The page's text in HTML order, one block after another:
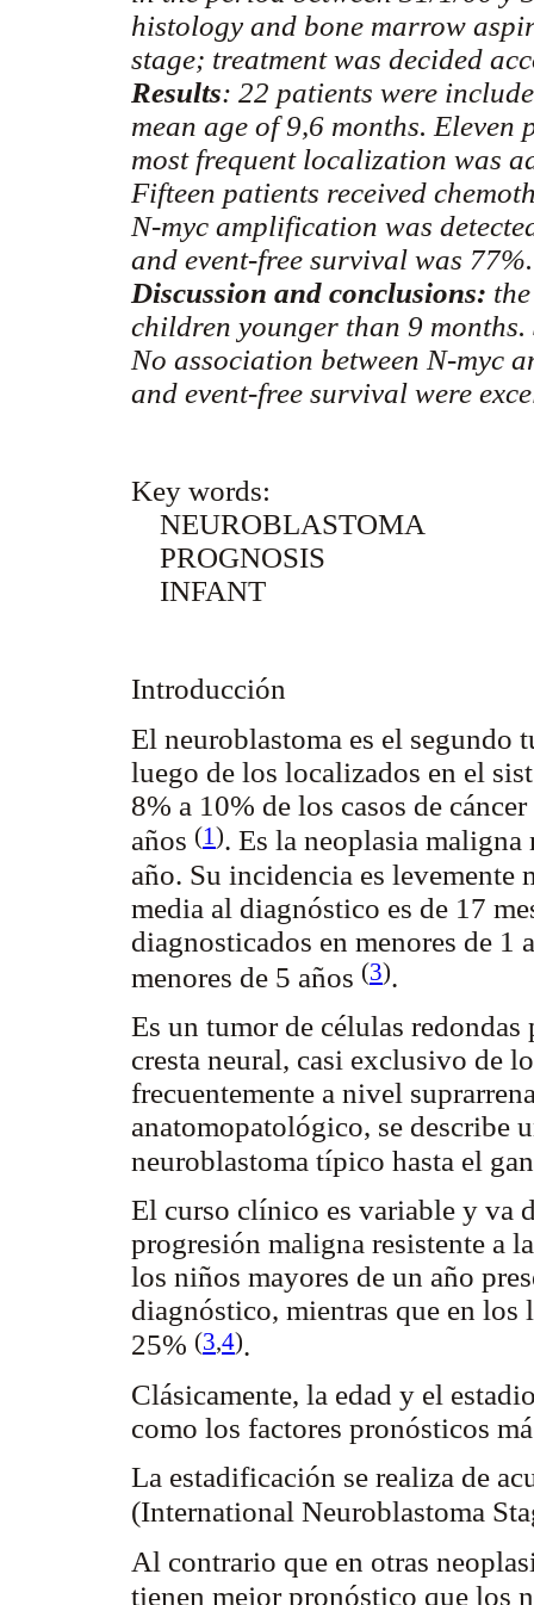
histology and bone marrow
stage; treatment was decided
Results: 22 patients were
mean age of 9,6 months. Eleven
most frequent localization was
Fifteen patients received
N-myc amplification was
and event-free survival was 77%.
Discussion and conclusions:
children younger than 9 months.
No association between N-myc
and event-free survival were
Key words:
NEUROBLASTOMA
PROGNOSIS
INFANT
Introducción
El neuroblastoma es el segundo
luego de los localizados en el
8% a 10% de los casos de
años (1). Es la neoplasia maligna
año. Su incidencia es
media al diagnóstico es de 17
diagnosticados en menores de 1
menores de 5 años (3).
Es un tumor de células
cresta neural, casi exclusivo de
frecuentemente a nivel
anatomopatológico, se describe
neuroblastoma típico hasta el
El curso clínico es variable y va
progresión maligna resistente a
los niños mayores de un año
diagnóstico, mientras que en los
25% (3 4).
Clásicamente, la edad y el
como los factores pronósticos
La estadificación se realiza de
(International Neuroblastoma
Al contrario que en otras
tienen mejor pronóstico que los